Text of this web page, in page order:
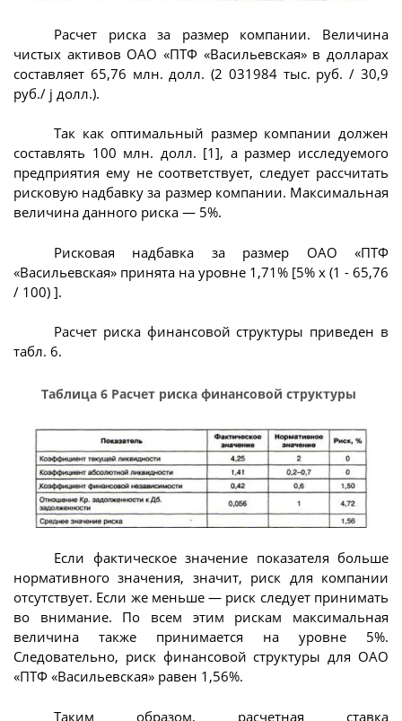
Расчет риска за размер компании. Величина
чистых активов ОАО «ПТФ «Васильевская» в долларах
составляет 65,76 млн. долл. (2 031984 тыс. руб. / 30,9
руб./ j долл.).
Так как оптимальный размер компании должен
составлять 100 млн. долл. [1], а размер исследуемого
предприятия ему не соответствует, следует рассчитать
рисковую надбавку за размер компании. Максимальная
величина данного риска — 5%.
Рисковая надбавка за размер ОАО «ПТФ
«Васильевская» принята на уровне 1,71% [5% х (1 - 65,76
/ 100) ].
Расчет риска финансовой структуры приведен в
табл. 6.
Таблица 6 Расчет риска финансовой структуры
Если фактическое значение показателя больше
нормативного значения, значит, риск для компании
отсутствует. Если же меньше — риск следует принимать
во внимание. По всем этим рискам максимальная
величина также принимается на уровне 5%.
Следовательно, риск финансовой структуры для ОАО
«ПТФ «Васильевская» равен 1,56%.
Таким образом, расчетная ставка